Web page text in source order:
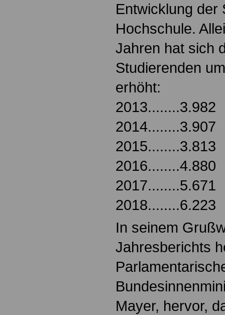
Entwicklung der
Hochschule.
Jahren hat sich
Studierenden
erhöht:
2013........3.982
2014........3.907
2015........3.813
2016........4.880
2017........5.671
2018........6.223
In seinem
Jahresberichts
Mayer, hervor,